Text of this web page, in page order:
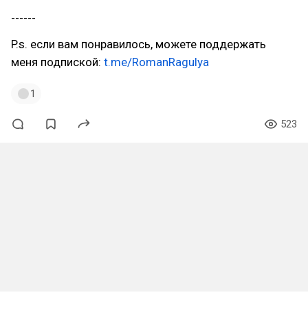
------
P.s. если вам понравилось, можете поддержать
меня подпиской: t.me/RomanRagulya
1
523